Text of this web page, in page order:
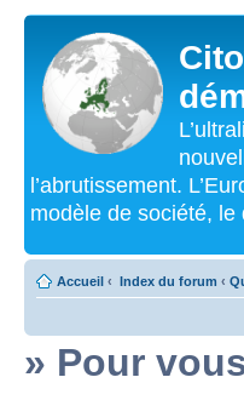
l’abrutissement.
modèle de société,
Accueil ‹ Index du forum ‹
» Pour